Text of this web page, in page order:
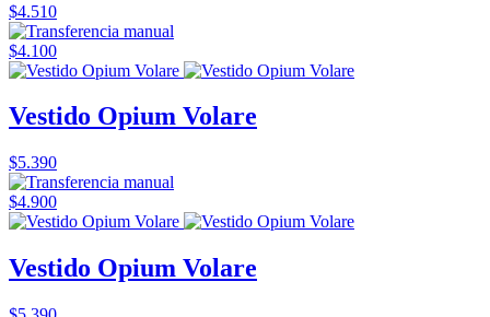
$4.510
$4.100
Vestido Opium Volare
$5.390
$4.900
Vestido Opium Volare